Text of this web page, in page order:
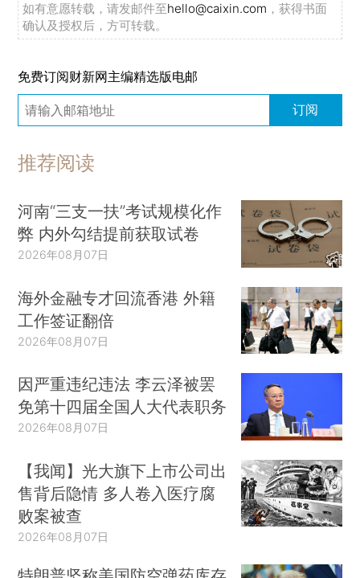
如有意愿转载，请发邮件至hello@caixin.com ，获得书面
确认及授权后，方可转载。
免费订阅财新网主编精选版电邮
订阅
推荐阅读
河南“三支一扶”考试规模化作
弊 内外勾结提前获取试卷
2026年08月07日
海外金融专才回流香港 外籍
工作签证翻倍
2026年08月07日
因严重违纪违法 李云泽被罢
免第十四届全国人大代表职务
2026年08月07日
【我闻】光大旗下上市公司出
售背后隐情 多人卷入医疗腐
败案被查
2026年08月07日